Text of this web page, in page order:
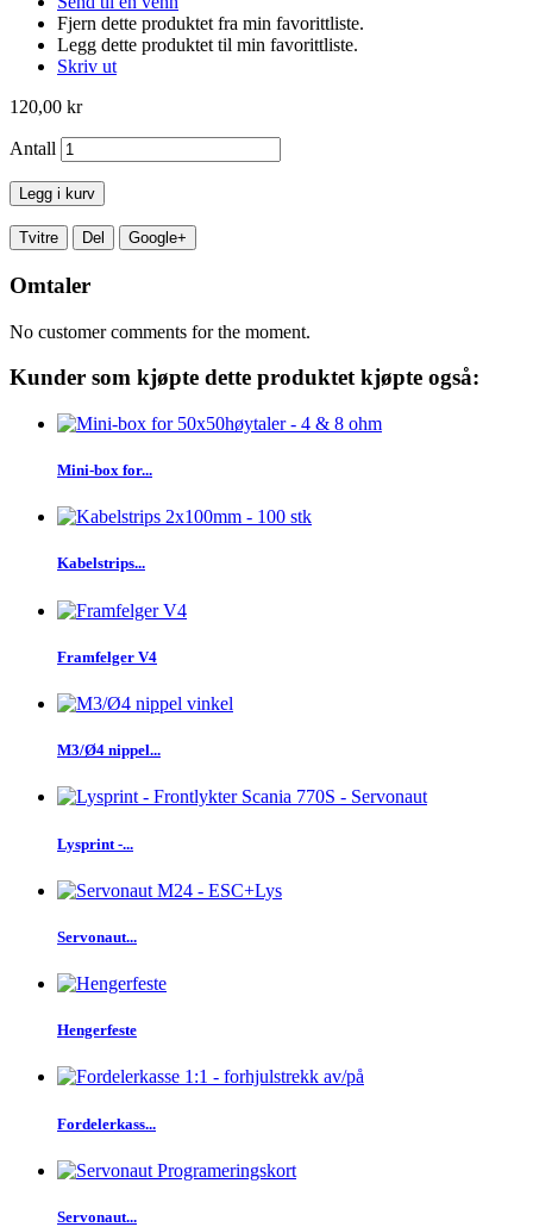
Fjern dette produktet fra min favorittliste.
Legg dette produktet til min favorittliste.
Skriv ut
120,00 kr
Antall
Legg i kurv
Tvitre Del Google+
Omtaler
No customer comments for the moment.
Kunder som kjøpte dette produktet kjøpte også:
Mini-box for...
Kabelstrips...
Framfelger V4
M3/Ø4 nippel...
Lysprint -...
Servonaut...
Hengerfeste
Fordelerkass...
Servonaut...